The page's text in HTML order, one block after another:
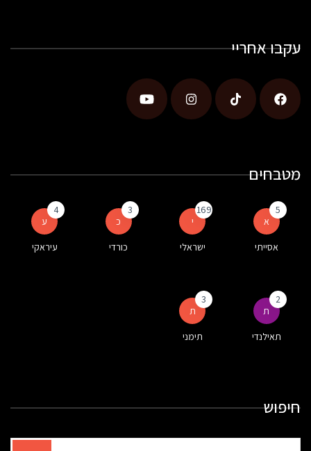
עקבו אחריי
מטבחים
א
5
אסייתי
י
169
ישראלי
כ
3
כורדי
ע
4
עיראקי
ת
2
תאילנדי
ת
3
תימני
חיפוש